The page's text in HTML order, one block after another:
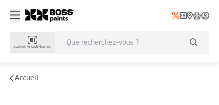
scanner le code-barres
Accueil